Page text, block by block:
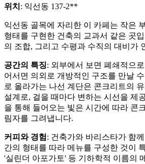
위치 : 익선동 137-2**
익선동 골목에 자리한 이 카페는 작은
형태를 구현한 건축의 교과서 같은 곳
의 조합, 그리고 수평과 수직의 대비가
공간의 특징: 외부에서 보면 폐쇄적으
어서면 의외로 개방적인 구조를 만날
로 올라가는 나선 계단은 콘크리트의
설계로, 걸을 때마다 변하는 시선을 제
을 통해 들어오는 빛은 시간에 따라 콘
림자를 그려냅니다.
커피와 경험 : 건축가와 바리스타가 함
간의 형태를 따라 메뉴를 구성한 것이
'실린더 아포가토' 등 기하학적 이름의